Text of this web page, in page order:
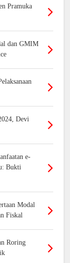
Pramuka
dan GMIM
Devi
e-
Bukti
Modal
Fiskal
Roring